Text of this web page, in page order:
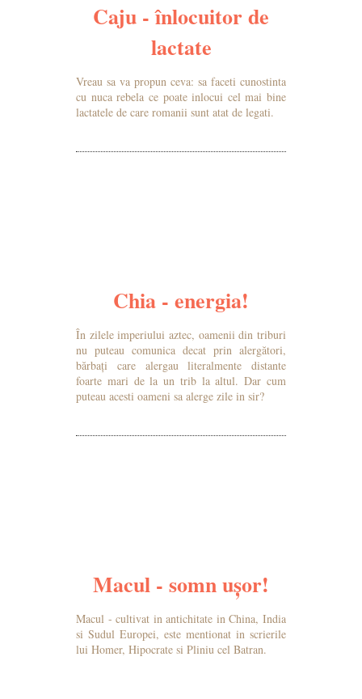
Caju - înlocuitor de
lactate
Vreau sa va propun ceva: sa faceti cunostinta
cu nuca rebela ce poate inlocui cel mai bine
lactatele de care romanii sunt atat de legati.
Chia - energia!
În zilele imperiului aztec, oamenii din triburi
nu puteau comunica decat prin alergători,
bărbați care alergau literalmente distante
foarte mari de la un trib la altul. Dar cum
puteau acesti oameni sa alerge zile in sir?
Macul - somn ușor!
Macul - cultivat in antichitate in China, India
si Sudul Europei, este mentionat in scrierile
lui Homer, Hipocrate si Pliniu cel Batran.